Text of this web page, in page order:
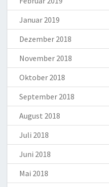
Januar 2019
Dezember 2018
November 2018
Oktober 2018
September 2018
August 2018
Juli 2018
Juni 2018
Mai 2018